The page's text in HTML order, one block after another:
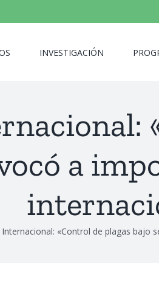
INVESTIGACIÓN
a
«Control de plagas bajo